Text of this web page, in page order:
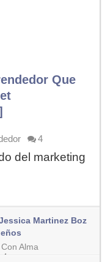
Que
4
del marketing
Martinez Boz
Alma
4